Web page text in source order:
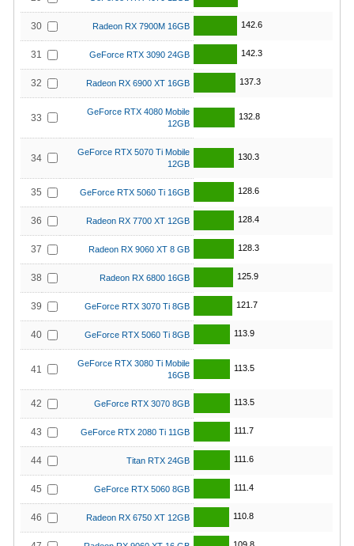
30 Radeon RX 7900M 16GB 142.6
31 GeForce RTX 3090 24GB 142.3
32 Radeon RX 6900 XT 16GB 137.3
33
GeForce RTX 4080 Mobile
12GB
132.8
34
GeForce RTX 5070 Ti Mobile
12GB
130.3
35 GeForce RTX 5060 Ti 16GB 128.6
36 Radeon RX 7700 XT 12GB 128.4
37 Radeon RX 9060 XT 8 GB 128.3
38 Radeon RX 6800 16GB 125.9
39 GeForce RTX 3070 Ti 8GB 121.7
40 GeForce RTX 5060 Ti 8GB 113.9
41
GeForce RTX 3080 Ti Mobile
16GB
113.5
42 GeForce RTX 3070 8GB 113.5
43 GeForce RTX 2080 Ti 11GB 111.7
44 Titan RTX 24GB 111.6
45 GeForce RTX 5060 8GB 111.4
46 Radeon RX 6750 XT 12GB 110.8